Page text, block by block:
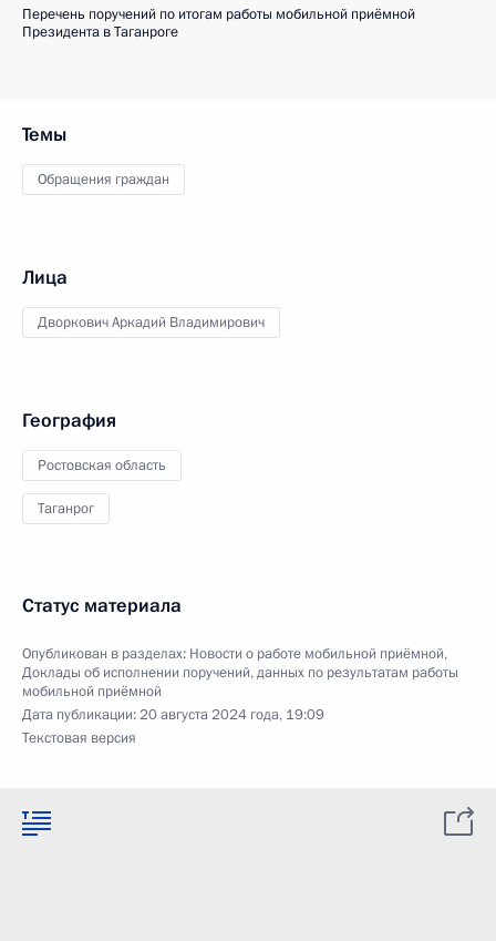
Перечень поручений по итогам работы мобильной приёмной
Президента в Таганроге
Темы
Обращения граждан
Лица
Дворкович Аркадий Владимирович
География
Ростовская область
Таганрог
Статус материала
Опубликован в разделах: Новости о работе мобильной приёмной,
Доклады об исполнении поручений, данных по результатам работы
мобильной приёмной
Дата публикации:20 августа 2024 года, 19:09
Текстовая версия